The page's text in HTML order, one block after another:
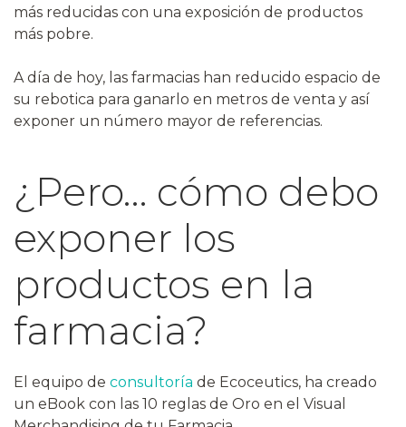
más reducidas con una exposición de productos
más pobre.
A día de hoy, las farmacias han reducido espacio de
su rebotica para ganarlo en metros de venta y así
exponer un número mayor de referencias.
¿Pero… cómo debo
exponer los
productos en la
farmacia?
El equipo de consultoría de Ecoceutics, ha creado
un eBook con las 10 reglas de Oro en el Visual